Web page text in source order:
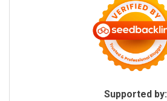
Supported by: